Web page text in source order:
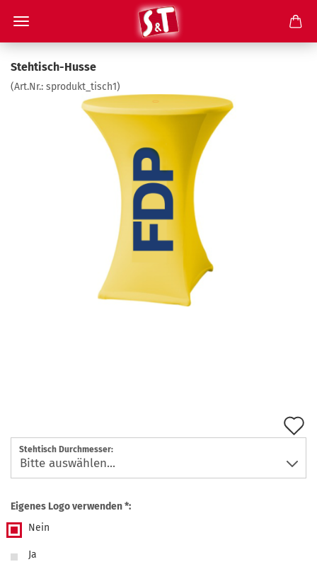
Stehtisch-Husse
(Art.Nr.: sprodukt_tisch1)
Stehtisch Durchmesser:
Eigenes Logo verwenden *:
Nein
Ja